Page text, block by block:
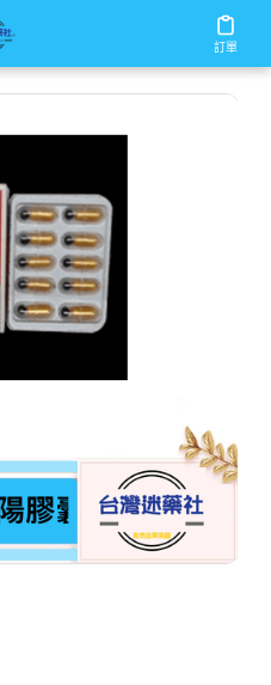
訂單
訂單
倒補腎壯陽膠囊